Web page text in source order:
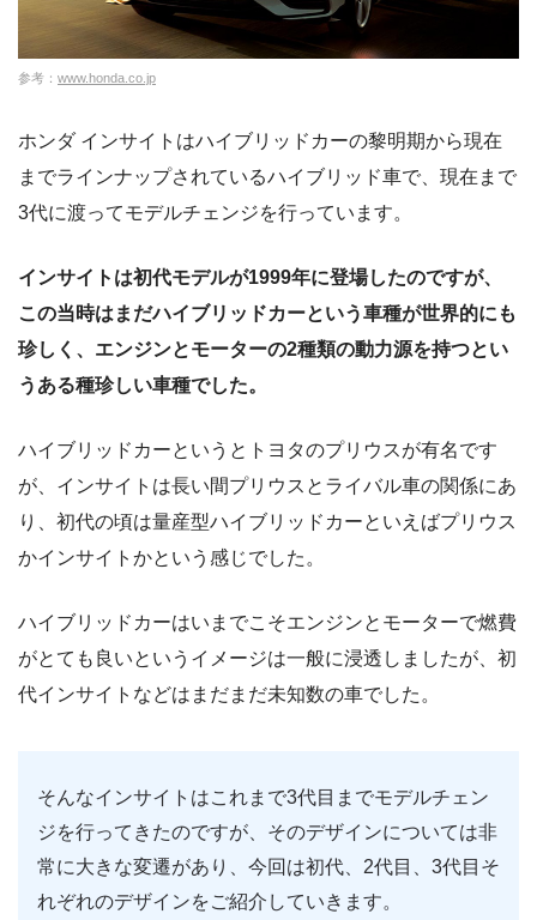
参考： www.honda.co.jp
ホンダ インサイトはハイブリッドカーの黎明期から現在
までラインナップされているハイブリッド車で、現在まで
3代に渡ってモデルチェンジを行っています。
インサイトは初代モデルが1999年に登場したのですが、
この当時はまだハイブリッドカーという車種が世界的にも
珍しく、エンジンとモーターの2種類の動力源を持つとい
うある種珍しい車種でした。
ハイブリッドカーというとトヨタのプリウスが有名です
が、インサイトは長い間プリウスとライバル車の関係にあ
り、初代の頃は量産型ハイブリッドカーといえばプリウス
かインサイトかという感じでした。
ハイブリッドカーはいまでこそエンジンとモーターで燃費
がとても良いというイメージは一般に浸透しましたが、初
代インサイトなどはまだまだ未知数の車でした。
そんなインサイトはこれまで3代目までモデルチェン
ジを行ってきたのですが、そのデザインについては非
常に大きな変遷があり、今回は初代、2代目、3代目そ
れぞれのデザインをご紹介していきます。